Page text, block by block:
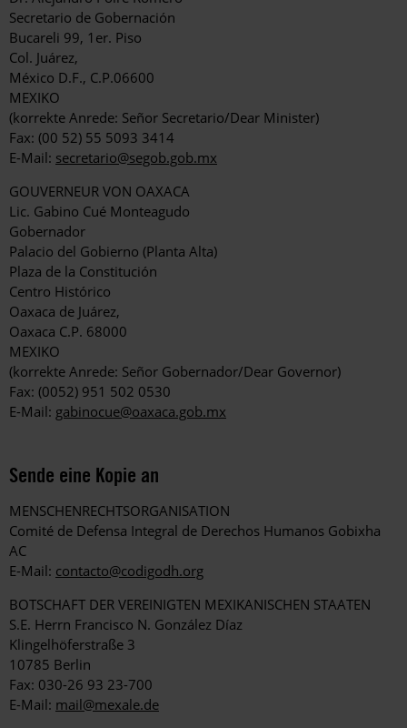
Secretario de Gobernación
Bucareli 99, 1er. Piso
Col. Juárez,
México D.F., C.P.06600
MEXIKO
(korrekte Anrede: Señor Secretario/Dear Minister)
Fax: (00 52) 55 5093 3414
E-Mail: secretario@segob.gob.mx
GOUVERNEUR VON OAXACA
Lic. Gabino Cué Monteagudo
Gobernador
Palacio del Gobierno (Planta Alta)
Plaza de la Constitución
Centro Histórico
Oaxaca de Juárez,
Oaxaca C.P. 68000
MEXIKO
(korrekte Anrede: Señor Gobernador/Dear Governor)
Fax: (0052) 951 502 0530
E-Mail: gabinocue@oaxaca.gob.mx
Sende eine Kopie an
MENSCHENRECHTSORGANISATION
Comité de Defensa Integral de Derechos Humanos Gobixha
AC
E-Mail: contacto@codigodh.org
BOTSCHAFT DER VEREINIGTEN MEXIKANISCHEN STAATEN
S.E. Herrn Francisco N. González Díaz
Klingelhöferstraße 3
10785 Berlin
Fax: 030-26 93 23-700
E-Mail: mail@mexale.de